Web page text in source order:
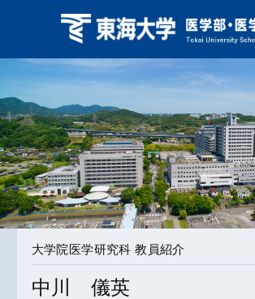
大学院医学研究科 教員紹介
中川 儀英